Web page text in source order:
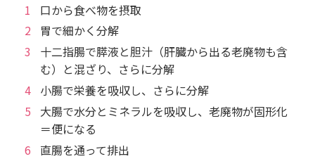
口から食べ物を摂取
胃で細かく分解
十二指腸で膵液と胆汁（肝臓から出る老廃物も含
む）と混ざり、さらに分解
小腸で栄養を吸収し、さらに分解
大腸で水分とミネラルを吸収し、老廃物が固形化
＝便になる
直腸を通って排出